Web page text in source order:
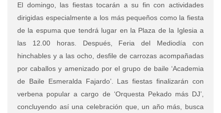
El domingo, las fiestas tocarán a su fin con actividades
dirigidas especialmente a los más pequeños como la fiesta
de la espuma que tendrá lugar en la Plaza de la Iglesia a
las 12.00 horas. Después, Feria del Mediodía con
hinchables y a las ocho, desfile de carrozas acompañadas
por caballos y amenizado por el grupo de baile ‘Academia
de Baile Esmeralda Fajardo’. Las fiestas finalizarán con
verbena popular a cargo de ‘Orquesta Pekado más DJ’,
concluyendo así una celebración que, un año más, busca